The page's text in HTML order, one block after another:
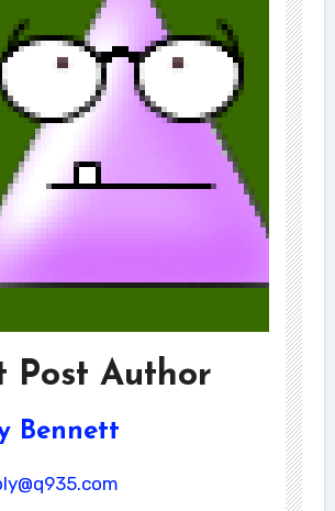
Post Author
Bennett